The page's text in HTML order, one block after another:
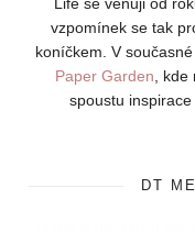
vzpomínek se tak
koníčkem. V
Paper Garden ,
spoustu
DT